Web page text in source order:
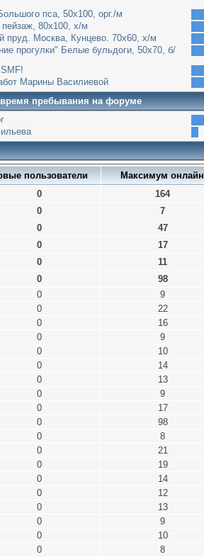
пса, 50х100, орг./м
пейзаж, 80х100, х/м
пруд. Москва, Кунцево. 70х60, х/м
прогулки" Белые бульдоги, 50х70, б/
Марины Василиевой
пребывания на форуме
пользователи Максимум онлайн
0 164
0 7
0 47
0 17
0 11
0 98
0 9
0 22
0 16
0 9
0 10
0 14
0 13
0 9
0 17
0 98
0 8
0 21
0 19
0 14
0 12
0 13
0 9
0 10
0 8